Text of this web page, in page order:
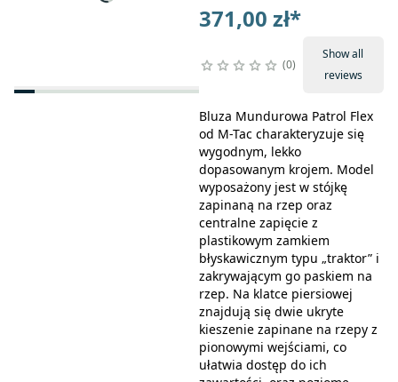
371,00 zł*
0
Show all
reviews
Bluza Mundurowa Patrol Flex
od M-Tac charakteryzuje się
wygodnym, lekko
dopasowanym krojem. Model
wyposażony jest w stójkę
zapinaną na rzep oraz
centralne zapięcie z
plastikowym zamkiem
błyskawicznym typu „traktor” i
zakrywającym go paskiem na
rzep. Na klatce piersiowej
znajdują się dwie ukryte
kieszenie zapinane na rzepy z
pionowymi wejściami, co
ułatwia dostęp do ich